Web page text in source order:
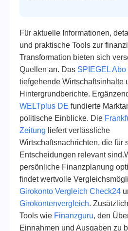
Für aktuelle Informationen,
und praktische Tools zur
Transformation bieten sich
Quellen an. Das SPIEGEL Abo
tiefgehende Wirtschaftsinhalte
Hintergrundberichte.
WELTplus DE fundierte
politische Einblicke. Die
Zeitung liefert verlässliche
Wirtschaftsnachrichten, die für
Entscheidungen relevant
persönliche Finanzplanung
findet wertvolle
Girokonto Vergleich Check24
Girokontenvergleich.
Tools wie Finanzguru, den
Einnahmen und Ausgaben zu